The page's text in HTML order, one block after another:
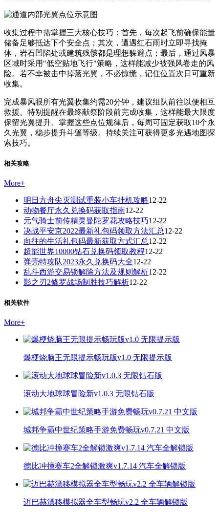
收集过程中需掌握三大核心技巧：首先，每次起飞前确保能量
储备足够抵达下个安全点；其次，遭遇红石雨时立即寻找掩
体，岩石凹陷处或建筑残骸都是理想躲避点；最后，通过风暴
区域时采用"低空贴地飞行"策略，这样能减少被强风卷走的风
险。若不幸被击中掉落光翼，不必惊慌，记住位置次日可重新
收集。
完成暴风眼所有光翼收集约需20分钟，建议组队前往以便相互
救援。特别提醒在最终献祭阶段前完成收集，这样能最大限度
保留光翼提升。掌握这些点位规律后，每周可固定获取10个永
久光翼，稳步提升斗篷等级。持续关注可获得更多光遇地图探
索技巧。
相关攻略
More+
明日方舟尖灭测试重装小车挂机攻略12-22
动物餐厅永久兑换码获取指南12-22
元气骑士前传精灵曼陀罗花攻略技巧12-22
决战平安京2022最新礼包码领取方法汇总12-22
向往的生活礼包码最新获取方式汇总12-22
超能世界10000钻石兑换码领取教程12-22
弹壳特攻队2023永久兑换码大全12-22
乱斗西游交易锁解除方法及规则解析12-22
影之刃2修罗战场制胜技巧解析12-22
相关软件
More+
爆梗烧脑王无限提示畅玩版v1.0 无限提示版
滚动大地球球冒险新v1.0.3 无限钻石版
城邦争霸中世纪策略手游免费畅玩v0.7.21 中文版
德比冲撞赛车2全解锁激爽v1.7.14 汽车全解锁版
迈巴赫漂移模拟器全车型畅玩v2.2 全车辆解锁版